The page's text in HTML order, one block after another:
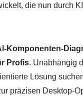
die nun durch
Komponenten-
Profis. Unabhängig
Lösung
präzisen Desktop-